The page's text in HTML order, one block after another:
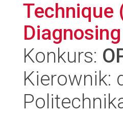
Technique
Konkurs:
Kierownik: